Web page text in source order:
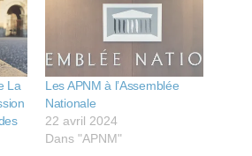
La
Les APNM à l’Assemblée
Nationale
22 avril 2024
Dans "APNM"